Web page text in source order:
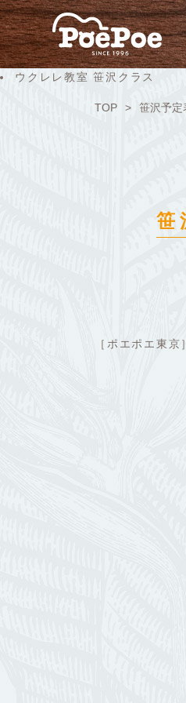
ウクレレ教室 笹沢クラス
TOP 笹沢予定
笹
［ポエポエ東京］